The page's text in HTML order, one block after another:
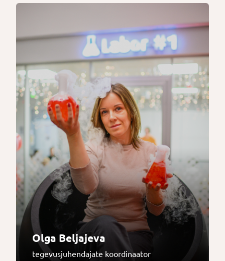
Olga Beljajeva
tegevusjuhendajate koordinaator